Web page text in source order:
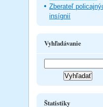
Zberateľ
insígnií
Vyhľadávanie
Štatistiky